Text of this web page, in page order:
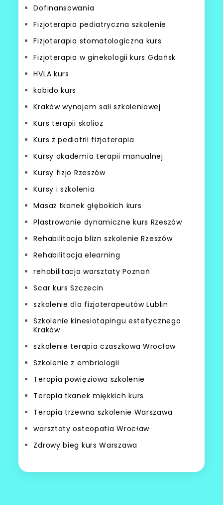
Dofinansowania
Fizjoterapia pediatryczna szkolenie
Fizjoterapia stomatologiczna kurs
Fizjoterapia w ginekologii kurs Gdańsk
HVLA kurs
kobido kurs
Kraków wynajem sali szkoleniowej
Kurs terapii skolioz
Kurs z pediatrii fizjoterapia
Kursy akademia terapii manualnej
Kursy fizjo Rzeszów
Kursy i szkolenia
Masaż tkanek głębokich kurs
Plastrowanie dynamiczne kurs Rzeszów
Rehabilitacja blizn szkolenie Rzeszów
Rehabilitacja elearning
rehabilitacja warsztaty Poznań
Scar kurs Szczecin
szkolenie dla fizjoterapeutów Lublin
Szkolenie kinesiotapingu estetycznego
Kraków
szkolenie terapia czaszkowa Wrocław
Szkolenie z embriologii
Terapia powięziowa szkolenie
Terapia tkanek miękkich kurs
Terapia trzewna szkolenie Warszawa
warsztaty osteopatia Wrocław
Zdrowy bieg kurs Warszawa